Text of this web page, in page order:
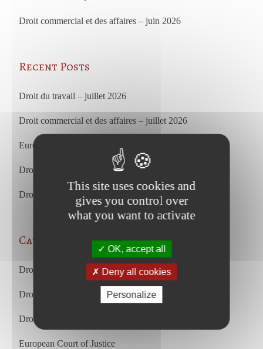
Droit commercial et des affaires – juin 2026
Recent Posts
Droit du travail – juillet 2026
Droit commercial et des affaires – juillet 2026
European Court of Justice – july 2026
Droit du travail – juin 2026
Droit commercial et des affaires – juin 2026
Categories
Droit des affaires et droit commercial
Droit du travail
Droit du travail français et européen
European Court of Justice
This site uses cookies and
gives you control over
what you want to activate
OK, accept all
Deny all cookies
Personalize